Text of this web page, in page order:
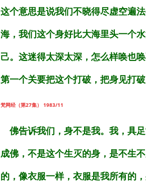
这个意思是说我们不晓得尽虚空遍
海，我们这个身好比大海里头一个
己。这迷得太深太深，怎么样唤也
第一个关要把这个打破，把身见打破
梵网经（第27集） 1983/11
佛告诉我们，身不是我。我，具
成佛，不是这个生灭的身，是不生
的，像衣服一样，衣服是我所有的